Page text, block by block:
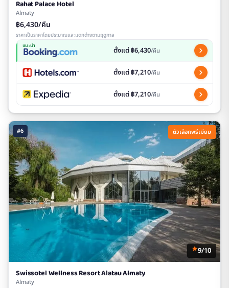
Rahat Palace Hotel
Almaty
฿6,430/คืน
ราคาเป็นราคาโดยประมาณและแตกต่างตามฤดูกาล
แนะนำ ตั้งแต่ ฿6,430/คืน
ตั้งแต่ ฿7,210/คืน
ตั้งแต่ ฿7,210/คืน
#6 ตัวเลือกพรีเมียม
9/10
Swissotel Wellness Resort Alatau Almaty
Almaty